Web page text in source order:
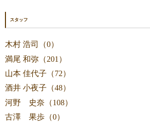
スタッフ
木村 浩司（0）
満尾 和弥（201）
山本 佳代子（72）
酒井 小夜子（48）
河野 史奈（108）
古澤 果歩（0）